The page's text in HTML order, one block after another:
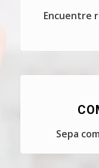
Encuentre
Sepa